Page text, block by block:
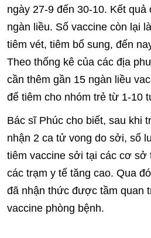
ngày 27-9 đến 30-10. Kết
ngàn liều. Số vaccine còn lại
tiêm vét, tiêm bổ sung, đến
Theo thống kê của các địa
cần thêm gần 15 ngàn liều
để tiêm cho nhóm trẻ từ 1-10
Bác sĩ Phúc cho biết, sau khi
nhận 2 ca tử vong do sởi, số
tiêm vaccine sởi tại các cơ sở
các trạm y tế tăng cao. Qua
đã nhận thức được tầm quan
vaccine phòng bệnh.